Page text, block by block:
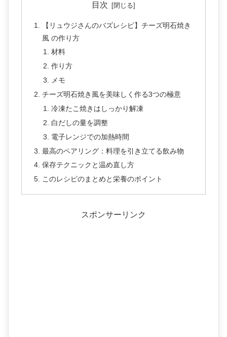
目次
【リュウジさんのバズレシピ】チーズ明石焼き
風 の作り方
材料
作り方
メモ
チーズ明石焼き風を美味しく作る3つの極意
冷凍たこ焼きはしっかり解凍
白だしの量を調整
電子レンジでの加熱時間
最高のペアリング：料理を引き立てる飲み物
保存テクニックと温め直し方
このレシピのまとめと栄養のポイント
スポンサーリンク